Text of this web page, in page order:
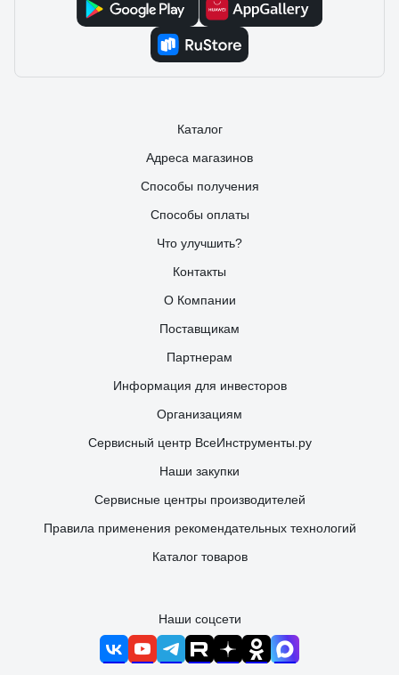
Каталог
Адреса магазинов
Способы получения
Способы оплаты
Что улучшить?
Контакты
О Компании
Поставщикам
Партнерам
Информация для инвесторов
Организациям
Сервисный центр ВсеИнструменты.ру
Наши закупки
Сервисные центры производителей
Правила применения рекомендательных технологий
Каталог товаров
Наши соцсети